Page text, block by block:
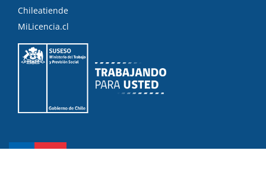
Chileatiende
MiLicencia.cl